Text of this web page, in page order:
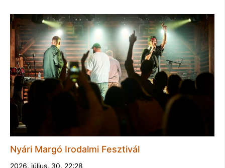
Nyári Margó Irodalmi Fesztivál
2026. július. 30. 22:28